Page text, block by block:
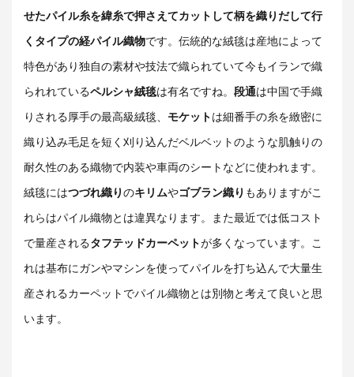
せたパイル糸を緯糸で押さえてカットして柄を織りだして行
くタイプの経パイル織物です。伝統的な絨毯は産地によって
特色があり独自の素材や技法で織られていて今もイランで織
られれているペルシャ絨毯は有名ですね。 段通は中国で手織
りされる厚手の最高級絨毯、 モケットは細番手の糸を緻密に
織り込み毛足を短く刈り込んだベルベットのような肌触りの
耐久性のある織物で内装や車両のシートなどに使われます。
絨毯にはつづれ織りのキリムやゴブラン織り もありますがこ
れらはパイル織物とは違異なります。また最近では低コスト
で量産されるタフテッドカーペットが多くなっています。こ
れは基布にガンやマシンを使ってパイルを打ち込んで大量生
産されるカーペットでパイル織物とは別物と考えて良いと思
います。